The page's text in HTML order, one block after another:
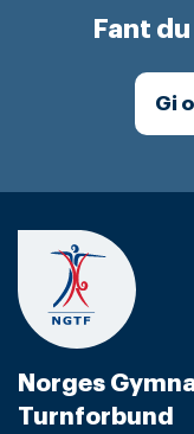
Fant
Gi
Norges
Turnforbund